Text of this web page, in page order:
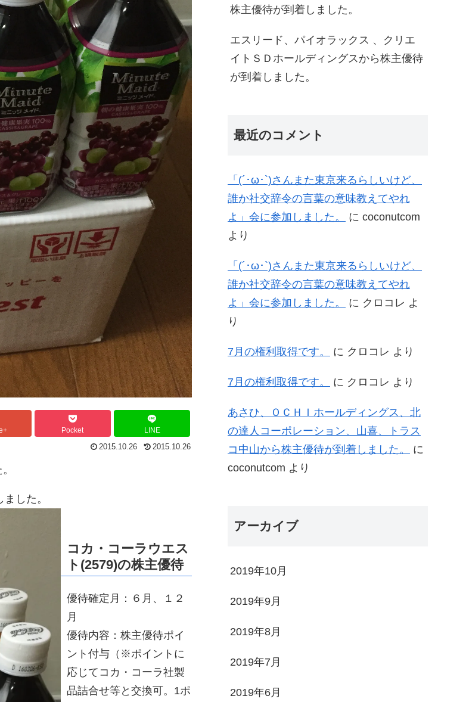
Pocket LINE
2015.10.26 2015.10.26
した。
コカ・コーラウエス
ト(2579)の株主優待
優待確定月：６月、１２
月
優待内容：株主優待ポイ
ント付与（※ポイントに
応じてコカ・コーラ社製
品詰合せ等と交換可。1ポ
株主優待が到着しました。
エスリード、パイオラックス 、クリエ
イトＳＤホールディングスから株主優待
が到着しました。
最近のコメント
「(´･ω･`)さんまた東京来るらしいけど、
誰か社交辞令の言葉の意味教えてやれ
よ」会に参加しました。
に coconutcom
より
「(´･ω･`)さんまた東京来るらしいけど、
誰か社交辞令の言葉の意味教えてやれ
よ」会に参加しました。
に クロコレ よ
り
7月の権利取得です。 に クロコレ より
7月の権利取得です。 に クロコレ より
あさひ、ＯＣＨＩホールディングス、北
の達人コーポレーション、山喜、トラス
コ中山から株主優待が到着しました。
に
coconutcom より
アーカイブ
2019年10月
2019年9月
2019年8月
2019年7月
2019年6月